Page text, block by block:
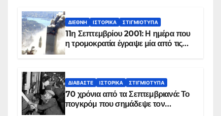
ΔΙΕΘΝΉ ΙΣΤΟΡΙΚΆ ΣΤΙΓΜΙΌΤΥΠΑ
11η Σεπτεμβρίου 2001: Η ημέρα που
η τρομοκρατία έγραψε μία από τις
ΔΙΑΒΆΣΤΕ ΙΣΤΟΡΙΚΆ ΣΤΙΓΜΙΌΤΥΠΑ
70 χρόνια από τα Σεπτεμβριανά: Το
πογκρόμ που σημάδεψε τον